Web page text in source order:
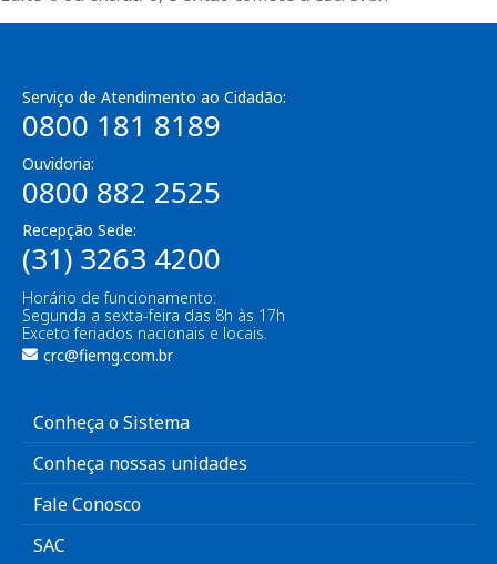
Serviço de Atendimento ao Cidadão:
0800 181 8189
Ouvidoria:
0800 882 2525
Recepção Sede:
(31) 3263 4200
Horário de funcionamento:
Segunda a sexta-feira das 8h às 17h
Exceto feriados nacionais e locais.
crc@fiemg.com.br
Conheça o Sistema
Conheça nossas unidades
Fale Conosco
SAC